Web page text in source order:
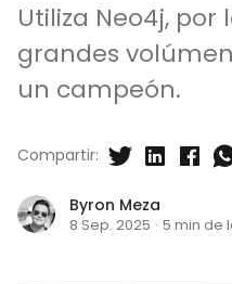
Utiliza Neo4j,
grandes
un campeón.
Byron Meza
8 Sep. 2025 · 5 min de
Compartir: